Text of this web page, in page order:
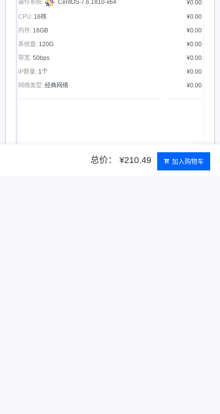
操作系统: CentOS-7.6.1810-x64 ¥0.00
CPU: 16核
¥0.00
内存: 16GB
¥0.00
系统盘: 120G
¥0.00
带宽: 50bps
¥0.00
IP数量: 1个
¥0.00
网络类型: 经典网络 ¥0.00
总价： ¥210.49 加入购物车